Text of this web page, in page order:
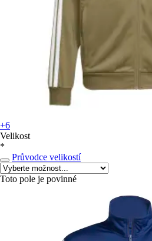
+6
Velikost
*
Průvodce velikostí
Toto pole je povinné